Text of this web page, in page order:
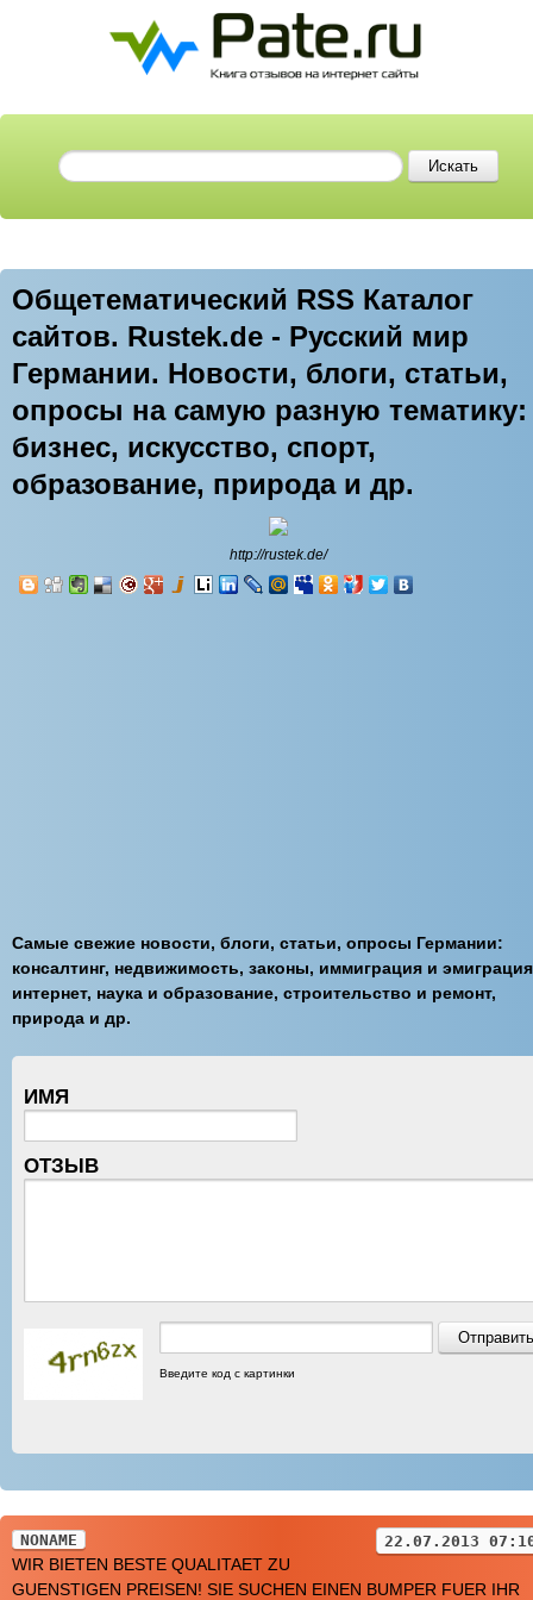
Общетематический RSS Каталог
сайтов. Rustek.de - Русский мир
Германии. Новости, блоги, статьи,
опросы на самую разную тематику:
бизнес, искусство, спорт,
образование, природа и др.
http://rustek.de/
Самые свежие новости, блоги, статьи, опросы Германии:
консалтинг, недвижимость, законы, иммиграция и
интернет, наука и образование, строительство и ремонт,
природа и др.
ИМЯ
ОТЗЫВ
Введите код с картинки
NONAME 22.07.2013
WIR BIETEN BESTE QUALITAET ZU
GUENSTIGEN PREISEN! SIE SUCHEN EINEN BUMPER FUER IHR